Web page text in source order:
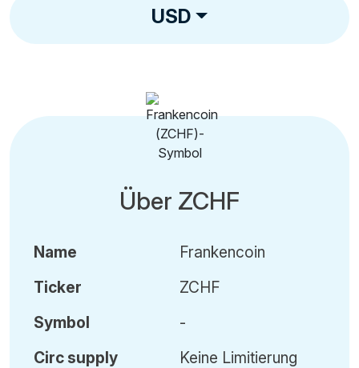
USD
Über ZCHF
Name
Ticker
Symbol
Circ supply
Frankencoin
ZCHF
-
Keine Limitierung